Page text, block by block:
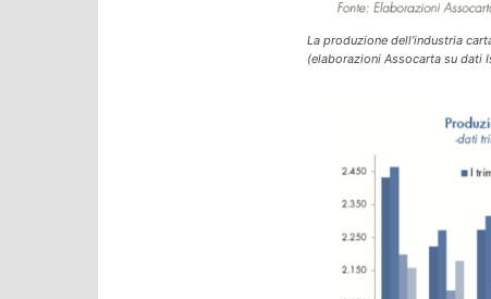
La produzione dell’industria
(elaborazioni Assocarta su dati